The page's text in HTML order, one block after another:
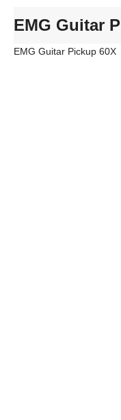
EMG Guitar
EMG Guitar Pickup 60X